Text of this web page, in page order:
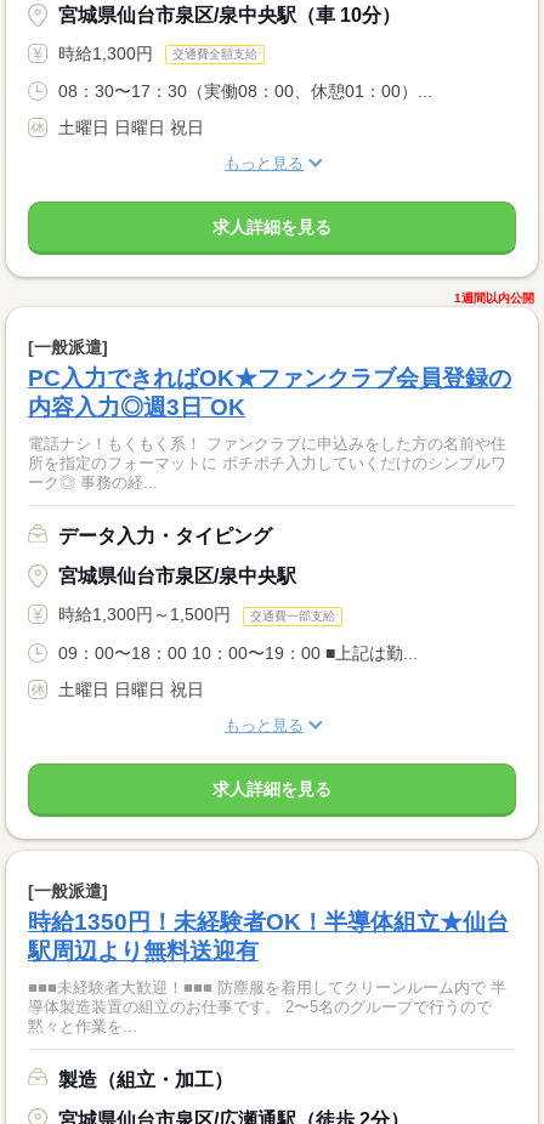
宮城県仙台市泉区/泉中央駅（車 10分）
時給1,300円 交通費全額支給
08：30〜17：30（実働08：00、休憩01：00）...
土曜日 日曜日 祝日
もっと見る
求人詳細を見る
1週間以内公開
[一般派遣]
PC入力できればOK★ファンクラブ会員登録の
内容入力◎週3日‾OK
電話ナシ！もくもく系！ ファンクラブに申込みをした方の名前や住
所を指定のフォーマットに ポチポチ入力していくだけのシンプルワ
ーク◎ 事務の経...
データ入力・タイピング
宮城県仙台市泉区/泉中央駅
時給1,300円～1,500円 交通費一部支給
09：00〜18：00 10：00〜19：00 ■上記は勤...
土曜日 日曜日 祝日
もっと見る
求人詳細を見る
[一般派遣]
時給1350円！未経験者OK！半導体組立★仙台
駅周辺より無料送迎有
■■■未経験者大歓迎！■■■ 防塵服を着用してクリーンルーム内で 半
導体製造装置の組立のお仕事です。 2〜5名のグループで行うので
黙々と作業を...
製造（組立・加工）
宮城県仙台市泉区/広瀬通駅（徒歩 2分）